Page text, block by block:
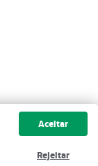
Aceitar
Rejeitar